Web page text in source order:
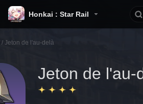
Honkai : Star Rail
/ Jeton de l'au-delà
Jeton de l'au-